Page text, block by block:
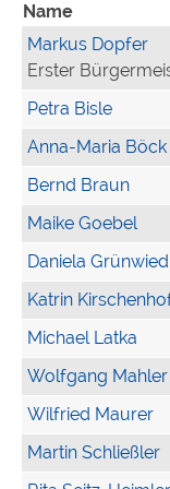
Name
Markus Dopfer
Erster
Petra Bisle
Anna-Maria Böck
Bernd Braun
Maike Goebel
Daniela Grünwied
Katrin
Michael Latka
Wolfgang Mahler
Wilfried Maurer
Martin Schließler